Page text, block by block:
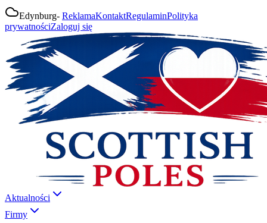
Edynburg- ReklamaKontaktRegulaminPolityka
prywatnościZaloguj się
Aktualności
Firmy